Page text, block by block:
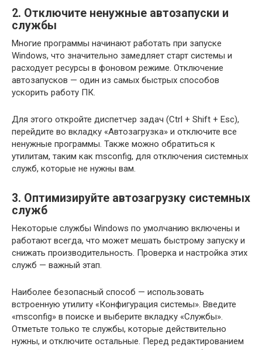
2. Отключите ненужные автозапуски и
службы
Многие программы начинают работать при запуске
Windows, что значительно замедляет старт системы и
расходует ресурсы в фоновом режиме. Отключение
автозапусков — один из самых быстрых способов
ускорить работу ПК.
Для этого откройте диспетчер задач (Ctrl + Shift + Esc),
перейдите во вкладку «Автозагрузка» и отключите все
ненужные программы. Также можно обратиться к
утилитам, таким как msconfig, для отключения системных
служб, которые не нужны вам.
3. Оптимизируйте автозагрузку системных
служб
Некоторые службы Windows по умолчанию включены и
работают всегда, что может мешать быстрому запуску и
снижать производительность. Проверка и настройка этих
служб — важный этап.
Наиболее безопасный способ — использовать
встроенную утилиту «Конфигурация системы». Введите
«msconfig» в поиске и выберите вкладку «Службы».
Отметьте только те службы, которые действительно
нужны, и отключите остальные. Перед редактированием